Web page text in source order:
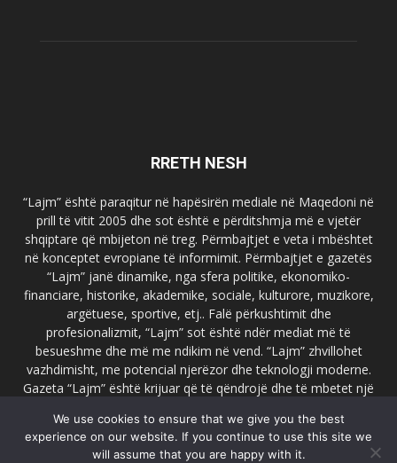
RRETH NESH
“Lajm” është paraqitur në hapësirën mediale në Maqedoni në
prill të vitit 2005 dhe sot është e përditshmja më e vjetër
shqiptare që mbijeton në treg. Përmbajtjet e veta i mbështet
në konceptet evropiane të informimit. Përmbajtjet e gazetës
“Lajm” janë dinamike, nga sfera politike, ekonomiko-
financiare, historike, akademike, sociale, kulturore, muzikore,
argëtuese, sportive, etj.. Falë përkushtimit dhe
profesionalizmit, “Lajm” sot është ndër mediat më të
besueshme dhe më me ndikim në vend. “Lajm” zhvillohet
vazhdimisht, me potencial njerëzor dhe teknologji moderne.
Gazeta “Lajm” është krijuar që të qëndrojë dhe të mbetet një
faqja zyrtare e gazetës “Lajm”, www.lajmpress.org është një
ndër portalet më të njohur në Maqedoni.
We use cookies to ensure that we give you the best
experience on our website. If you continue to use this site we
will assume that you are happy with it.